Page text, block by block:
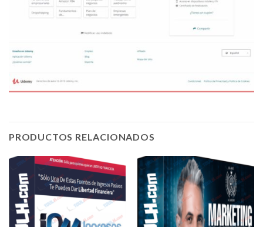
PRODUCTOS RELACIONADOS